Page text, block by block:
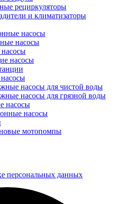
рециркуляторы
и климатизаторы
насосы
насосы
насосы
насосы для чистой воды
насосы для грязной воды
насосы
насосы
мотопомпы
персональных данных